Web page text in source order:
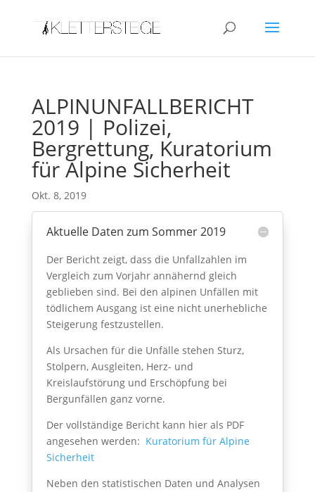
ALPINUNFALLBERICHT
2019 | Polizei,
Bergrettung, Kuratorium
für Alpine Sicherheit
Okt. 8, 2019
Aktuelle Daten zum Sommer 2019
Der Bericht zeigt, dass die Unfallzahlen im
Vergleich zum Vorjahr annähernd gleich
geblieben sind. Bei den alpinen Unfällen mit
tödlichem Ausgang ist eine nicht unerhebliche
Steigerung festzustellen.
Als Ursachen für die Unfälle stehen Sturz,
Stolpern, Ausgleiten, Herz- und
Kreislaufstörung und Erschöpfung bei
Bergunfällen ganz vorne.
Der vollständige Bericht kann hier als PDF
angesehen werden: Kuratorium für Alpine
Sicherheit
Neben den statistischen Daten und Analysen